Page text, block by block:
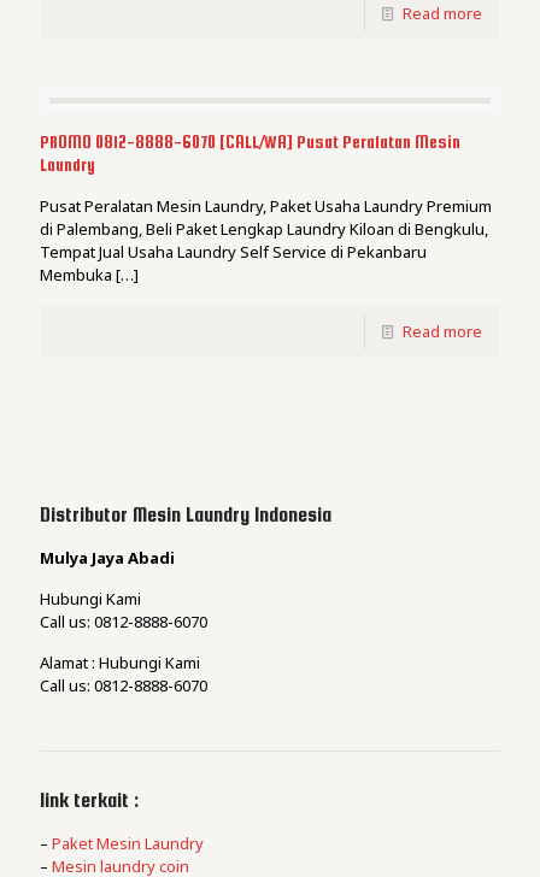
Read more
PROMO 0812-8888-6070 [CALL/WA] Pusat Peralatan Mesin
Laundry
Pusat Peralatan Mesin Laundry, Paket Usaha Laundry Premium
di Palembang, Beli Paket Lengkap Laundry Kiloan di Bengkulu,
Tempat Jual Usaha Laundry Self Service di Pekanbaru
Membuka […]
Read more
Distributor Mesin Laundry Indonesia
Mulya Jaya Abadi
Hubungi Kami
Call us: 0812-8888-6070
Alamat : Hubungi Kami
Call us: 0812-8888-6070
link terkait :
– Paket Mesin Laundry
– Mesin laundry coin